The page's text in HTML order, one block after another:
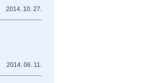
2014. 10. 27.
2014. 06. 11.